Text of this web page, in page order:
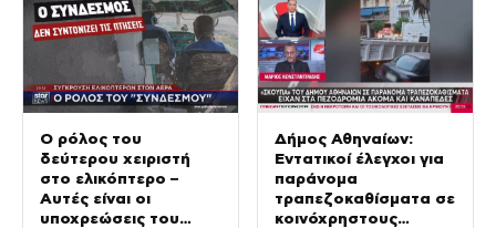
Ο ρόλος του
δεύτερου χειριστή
στο ελικόπτερο –
Αυτές είναι οι
υποχρεώσεις του
Δήμος Αθηναίων:
Εντατικοί έλεγχοι για
παράνομα
τραπεζοκαθίσματα σε
κοινόχρηστους